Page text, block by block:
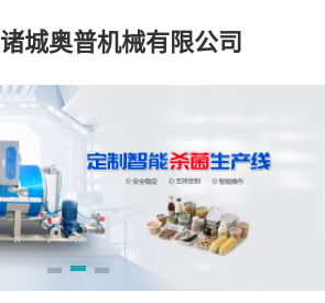
诸城奥普机械有限公司